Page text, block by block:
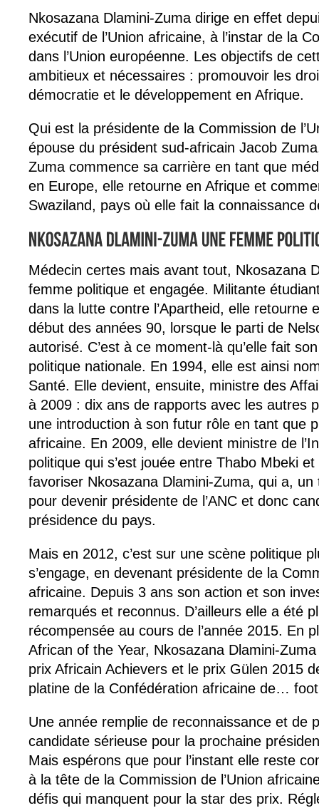
Nkosazana Dlamini-Zuma dirige en effet
exécutif de l’Union africaine, à l’instar de la
dans l’Union européenne. Les objectifs de
ambitieux et nécessaires : promouvoir les
démocratie et le développement en Afrique.
Qui est la présidente de la Commission de
épouse du président sud-africain Jacob
Zuma commence sa carrière en tant que
en Europe, elle retourne en Afrique et
Swaziland, pays où elle fait la connaissance
Médecin certes mais avant tout, Nkosazana
femme politique et engagée. Militante
dans la lutte contre l’Apartheid, elle retourne
début des années 90, lorsque le parti de
autorisé. C’est à ce moment-là qu’elle fait
politique nationale. En 1994, elle est ainsi
Santé. Elle devient, ensuite, ministre des
à 2009 : dix ans de rapports avec les autres
une introduction à son futur rôle en tant que
africaine. En 2009, elle devient ministre de
politique qui s’est jouée entre Thabo Mbeki
favoriser Nkosazana Dlamini-Zuma, qui a,
pour devenir présidente de l’ANC et donc
présidence du pays.
Mais en 2012, c’est sur une scène politique
s’engage, en devenant présidente de la
africaine. Depuis 3 ans son action et son
remarqués et reconnus. D’ailleurs elle a été
récompensée au cours de l’année 2015. En
African of the Year, Nkosazana Dlamini-
prix Africain Achievers et le prix Gülen 2015
platine de la Confédération africaine de…
Une année remplie de reconnaissance et de
candidate sérieuse pour la prochaine
Mais espérons que pour l’instant elle reste
à la tête de la Commission de l’Union
défis qui manquent pour la star des prix.